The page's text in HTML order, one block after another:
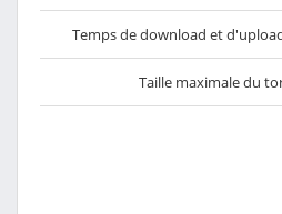
Temps de download et
Taille maximale du